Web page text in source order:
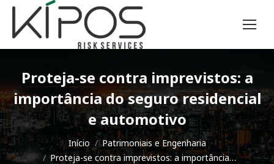
Proteja-se contra imprevistos: a
importância do seguro residencial
e automotivo
Você está aqui:
Início
Patrimoniais e Engenharia
Proteja-se contra imprevistos: a importância…